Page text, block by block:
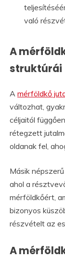
való
A
struktúrái
A mérföldkő
változhat,
céljaitól
rétegzett
oldanak fel,
Másik
ahol a
mérföldkőért,
bizonyos
részvételt az
A